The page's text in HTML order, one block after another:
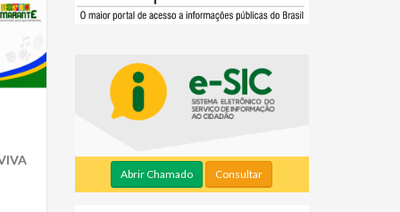
Abrir Chamado Consultar